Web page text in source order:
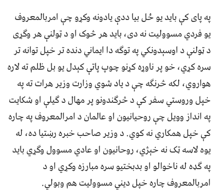
په پای کې باید یو ځل بیا ددې یادونه وکړو چې امربالمعروف
یو فردي مسوولیت نه دی، باید هر څوک او د ټولنې هر وګړی
د ټولنې د اوسېدونکي په توګه دا ایماني دنده تر خپل توانه تر
سره کړي، خو پر ناوړه کړنو چوپ پاتې کېدل یو بل ظلم ته لاره
هواروي، لکه څرنګه چې د یاد شوي وزارت وزیر هرات ته په
خپل وروستي سفر کې د څرګندونو پر مهال د ګیلې او شکایت
په انداز وویل چې روحیانیون او عالمان د امرالمعروف په چاره
کې خپل همکاري نه کوي. د وزیر صاحب خبره رښتیا ده، له
یوه لاسه ټک نه خېژي، روحانیون او عادي مسوول وګړي باید
په ګډه له ناخوالو او بدبختیو سره مبارزه وکړي او د
امربالمعروف چاره خپل دیني مسوولیت هم وبولي.